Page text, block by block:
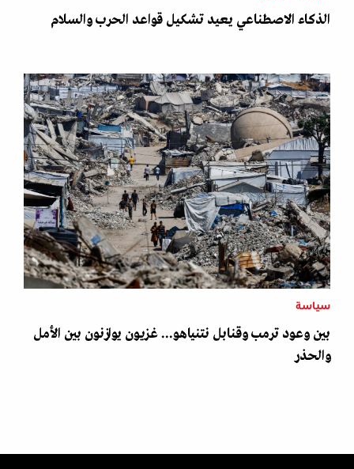
الذكاء الاصطناعي يعيد تشكيل قواعد الحرب والسلام
سياسة
بين وعود ترمب وقنابل نتنياهو... غزيون يوازنون بين الأمل
والحذر